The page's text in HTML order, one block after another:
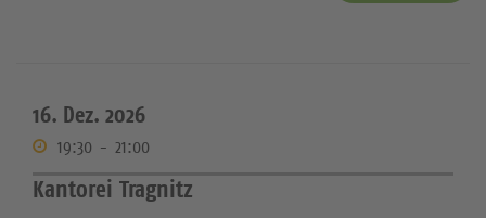
16. Dez. 2026
19:30 - 21:00
Kantorei Tragnitz